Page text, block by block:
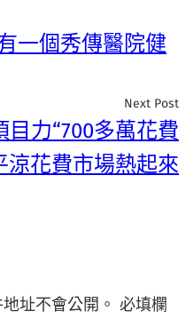
一個秀傳醫院健
Next Post
力“700多萬花費
涼花費市場熱起來
址不會公開。 必填欄